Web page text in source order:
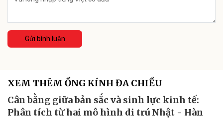
Gửi bình luận
XEM THÊM ỐNG KÍNH ĐA CHIỀU
Cân bằng giữa bản sắc và sinh lực kinh tế:
Phân tích từ hai mô hình di trú Nhật - Hàn